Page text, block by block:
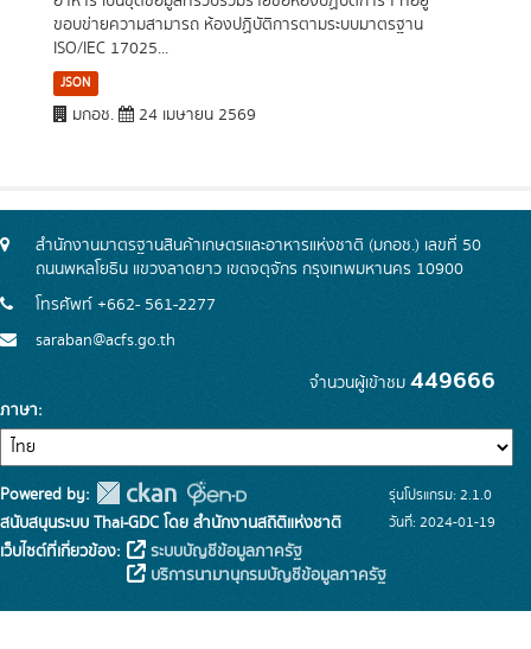
ขอบข่ายความสามารถ ห้องปฏิบัติการตามระบบมาตรฐาน
ISO/IEC 17025...
JSON
มกอช. 24 เมษายน 2569
สำนักงานมาตรฐานสินค้าเกษตรและอาหารแห่งชาติ (มกอช.) เลขที่ 50
ถนนพหลโยธิน แขวงลาดยาว เขตจตุจักร กรุงเทพมหานคร 10900
โทรศัพท์ +662- 561-2277
saraban@acfs.go.th
จำนวนผู้เข้าชม 449666
ภาษา
Powered by:
สนับสนุนระบบ Thai-GDC โดย สำนักงานสถิติแห่งชาติ
เว็บไซต์ที่เกี่ยวข้อง:
ระบบบัญชีข้อมูลภาครัฐ
บริการนามานุกรมบัญชีข้อมูลภาครัฐ
รุ่นโปรแกรม: 2.1.0
วันที่: 2024-01-19